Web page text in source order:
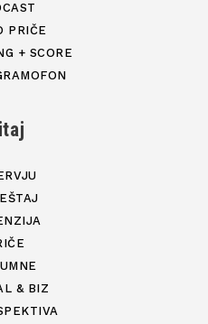
PRIČE
+ SCORE
& BIZ